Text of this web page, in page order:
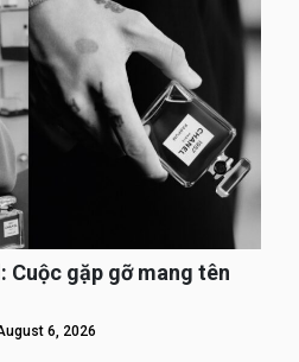
Cuộc gặp gỡ mang tên
6, 2026